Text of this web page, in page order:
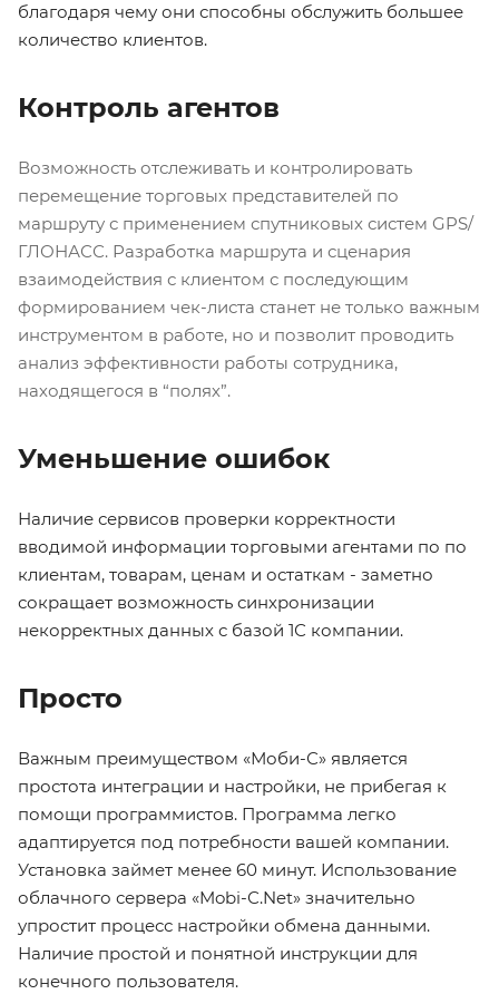
благодаря чему они способны обслужить большее
количество клиентов.
Контроль агентов
Возможность отслеживать и контролировать
перемещение торговых представителей по
маршруту с применением спутниковых систем GPS/
ГЛОНАСС. Разработка маршрута и сценария
взаимодействия с клиентом с последующим
формированием чек-листа станет не только важным
инструментом в работе, но и позволит проводить
анализ эффективности работы сотрудника,
находящегося в “полях”.
Уменьшение ошибок
Наличие сервисов проверки корректности
вводимой информации торговыми агентами по по
клиентам, товарам, ценам и остаткам - заметно
сокращает возможность синхронизации
некорректных данных с базой 1С компании.
Просто
Важным преимуществом «Моби-С» является
простота интеграции и настройки, не прибегая к
помощи программистов. Программа легко
адаптируется под потребности вашей компании.
Установка займет менее 60 минут. Использование
облачного сервера «Mobi-С.Net» значительно
упростит процесс настройки обмена данными.
Наличие простой и понятной инструкции для
конечного пользователя.